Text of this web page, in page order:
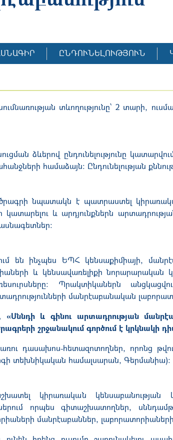
ԸՆԴՈՒՆԵԼՈՒԹՅՈՒՆ
տևողությունը՝ 2 տարի,
ձևերով ընդունելությունը կատարվ
համաձայն: Ընդունելության
նպատակն է պատրաստել
և արդյունքներն
են ինչպես ԵՊՀ կենսաքիմիայի,
և կենսավառելիքի նորարարական
Պրակտիկաներն
մանրէաբանական
և գինու արտադրության
շրջանակում գործում է կրկնակի
դասախոս-հետազոտողներ, որոնց
տեխնիկական համալսարան, Գերմանիա):
կիրառական կենսաբանության և
որպես գիտաշխատողներ,
մանրէաբաններ,